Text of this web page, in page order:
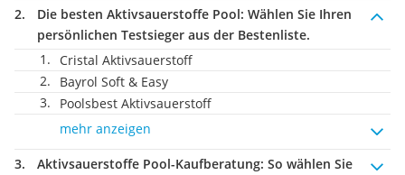
Die besten Aktivsauerstoffe Pool: Wählen Sie Ihren
persönlichen Testsieger aus der Bestenliste.
Cristal Aktivsauerstoff
Bayrol Soft & Easy
Poolsbest Aktivsauerstoff
mehr anzeigen
Aktivsauerstoffe Pool-Kaufberatung: So wählen Sie